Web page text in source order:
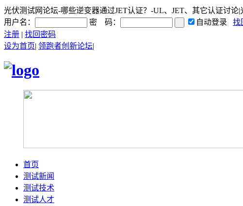
光伏测试网论坛-哪些逆变器通过JET认证？-UL、JET、其它认证讨论|
用户名：
密 码： 自动登录 找
注册 | 找回密码
设为首页| 领跑者创新论坛|
首页
测试新闻
测试技术
测试人才